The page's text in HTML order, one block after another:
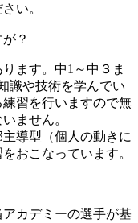
い。
？
ます。中1～中３ま
識や技術を学んでい
習を行いますので無
ません。
導型（個人の動きに
おこなっています。
カデミーの選手が基